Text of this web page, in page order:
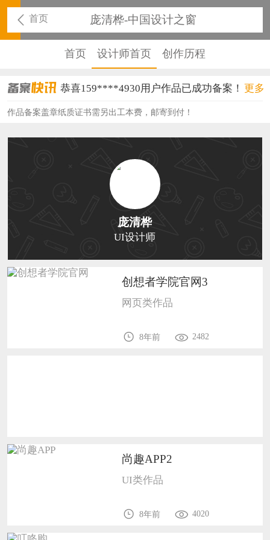
首页 庞清桦-中国设计之窗
首页 设计师首页 创作历程
恭喜159****4930用户作品已成功备案！
恭喜150****6483用户作品已成功备案！
恭喜131****2473用户作品已成功备案！
恭喜159****4201用户作品已成功备案！
恭喜133****6466用户作品已成功备案！
恭喜131****1475用户作品已成功备案！
恭喜133****8874用户作品已成功备案！
恭喜138****8638用户作品已成功备案！
恭喜133****9020用户作品已成功备案！
恭喜136****9807用户作品已成功备案！
更多
作品备案盖章纸质证书需另出工本费，邮寄到付！
庞清桦
UI设计师
创想者学院官网3
网页类作品
8年前 2482
尚趣APP2
UI类作品
8年前 4020